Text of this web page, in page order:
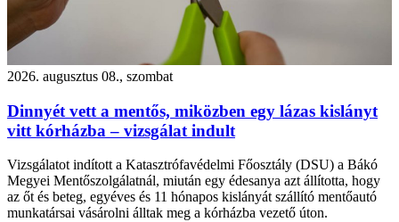
2026. augusztus 08., szombat
Dinnyét vett a mentős, miközben egy lázas kislányt
vitt kórházba – vizsgálat indult
Vizsgálatot indított a Katasztrófavédelmi Főosztály (DSU) a Bákó
Megyei Mentőszolgálatnál, miután egy édesanya azt állította, hogy
az őt és beteg, egyéves és 11 hónapos kislányát szállító mentőautó
munkatársai vásárolni álltak meg a kórházba vezető úton.